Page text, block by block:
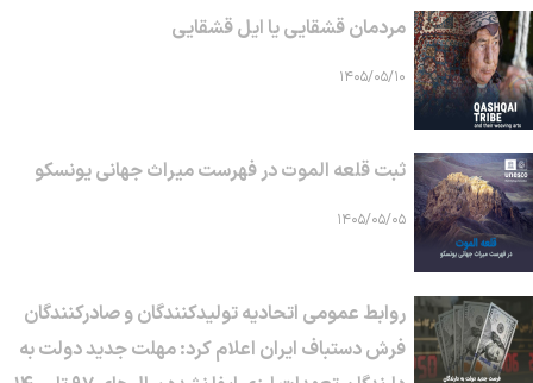
مردمان قشقایی یا ایل قشقایی
۱۴۰۵/۰۵/۱۰
ثبت قلعه الموت در فهرست میراث جهانی یونسکو
۱۴۰۵/۰۵/۰۵
روابط عمومی اتحادیه تولیدکنندگان و صادرکنندگان
فرش دستباف ایران اعلام کرد: مهلت جدید دولت به